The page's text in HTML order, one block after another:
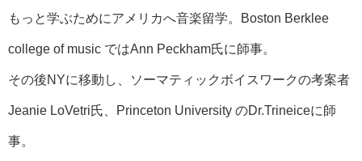
もっと学ぶためにアメリカへ音楽留学。Boston Berklee
college of music ではAnn Peckham氏に師事。
その後NYに移動し、ソーマティックボイスワークの考案者
Jeanie LoVetri氏、Princeton University のDr.Trineiceに師
事。